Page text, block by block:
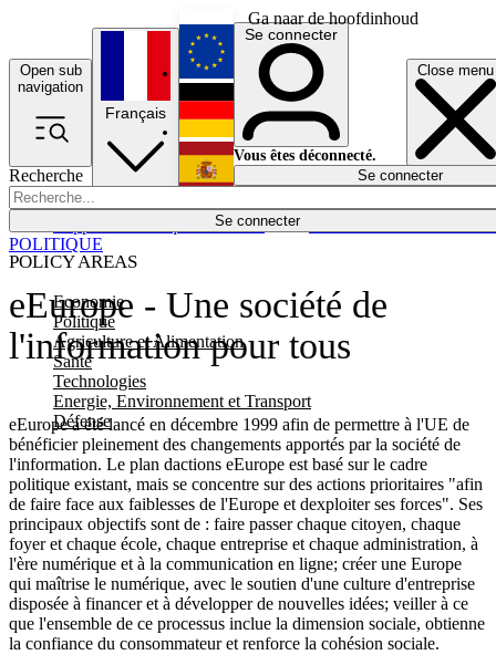
Ga naar de hoofdinhoud
Open sub
navigation
Close menu
Recherche
Se connecter
POLICY AREAS
Economie
Politique
Agriculture et Alimentation
Santé
Technologies
Energie, Environnement et Transport
Défense
Économie
Français
English
Deutsch
Español
Se connecter
Vous êtes déconnecté.
Se connecter
eEurope - Une société de
l'information pour tous
eEurope a été lancé en décembre 1999 afin de permettre à l'UE de
bénéficier pleinement des changements apportés par la société de
l'information. Le plan dactions eEurope est basé sur le cadre
politique existant, mais se concentre sur des actions prioritaires "afin
de faire face aux faiblesses de l'Europe et dexploiter ses forces". Ses
principaux objectifs sont de : faire passer chaque citoyen, chaque
foyer et chaque école, chaque entreprise et chaque administration, à
l'ère numérique et à la communication en ligne; créer une Europe
qui maîtrise le numérique, avec le soutien d'une culture d'entreprise
disposée à financer et à développer de nouvelles idées; veiller à ce
que l'ensemble de ce processus inclue la dimension sociale, obtienne
la confiance du consommateur et renforce la cohésion sociale.
POLITIQUE